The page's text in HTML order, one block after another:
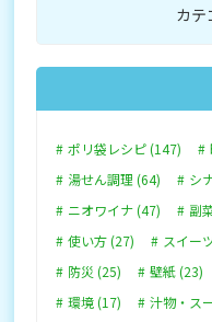
カテ
ポリ袋レシピ (147)
湯せん調理 (64)
シ
ニオワイナ (47)
副
使い方 (27)
スイー
防災 (25)
壁紙 (23)
環境 (17)
汁物・ス